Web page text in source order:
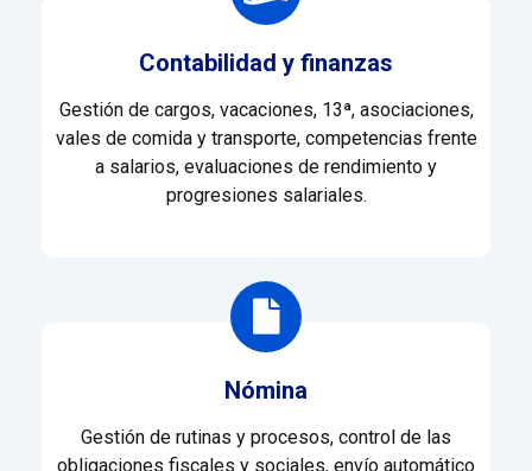
Contabilidad y finanzas
Gestión de cargos, vacaciones, 13ª, asociaciones,
vales de comida y transporte, competencias frente
a salarios, evaluaciones de rendimiento y
progresiones salariales.
Nómina
Gestión de rutinas y procesos, control de las
obligaciones fiscales y sociales, envío automático